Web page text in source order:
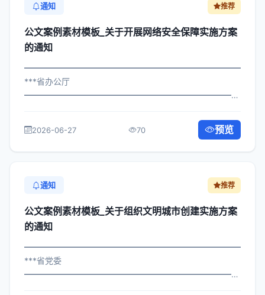
通知 推荐
公文案例素材模板_关于开展网络安全保障实施方案
的通知
***省办公厅
各直属机构： 为深入贯彻落实习近平总...
2026-06-27 70 预览
通知 推荐
公文案例素材模板_关于组织文明城市创建实施方案
的通知
***省党委